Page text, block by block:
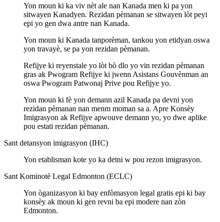
Yon moun ki ka viv nèt ale nan Kanada men ki pa yon
sitwayen Kanadyen. Rezidan pèmanan se sitwayen lòt peyi
epi yo gen dwa antre nan Kanada.
Yon moun ki Kanada tanporèman, tankou yon etidyan oswa
yon travayè, se pa yon rezidan pèmanan.
Refijye ki reyenstale yo lòt bò dlo yo vin rezidan pèmanan
gras ak Pwogram Refijye ki jwenn Asistans Gouvènman an
oswa Pwogram Patwonaj Prive pou Refijye yo.
Yon moun ki fè yon demann azil Kanada pa devni yon
rezidan pèmanan nan menm moman sa a. Apre Konsèy
Imigrasyon ak Refijye apwouve demann yo, yo dwe aplike
pou estati rezidan pèmanan.
Sant detansyon imigrasyon (IHC)
Yon etablisman kote yo ka detni w pou rezon imigrasyon.
Sant Kominotè Legal Edmonton (ECLC)
Yon òganizasyon ki bay enfòmasyon legal gratis epi ki bay
konsèy ak moun ki gen revni ba epi modere nan zòn
Edmonton.